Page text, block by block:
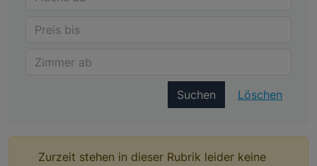
Suchen Löschen
Zurzeit stehen in dieser Rubrik leider keine